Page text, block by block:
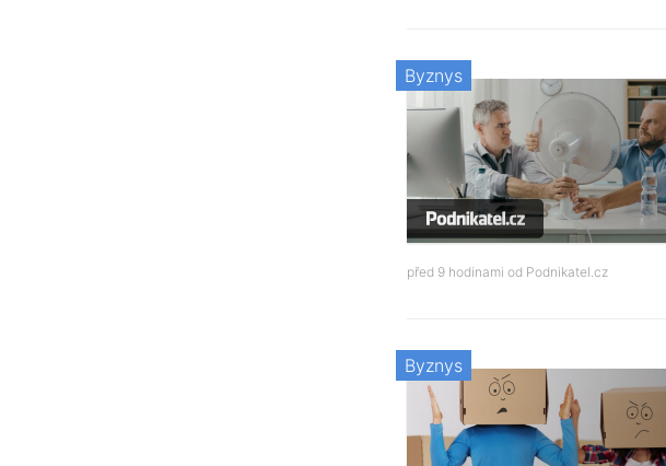
Byznys
před 9 hodinami od Podnikatel.cz
Byznys